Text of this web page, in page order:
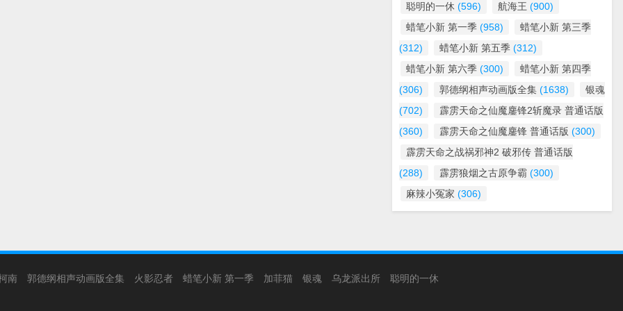
聪明的一休 (596) 航海王 (900)
蜡笔小新 第一季 (958)
蜡笔小新 第三季
(312)
蜡笔小新 第五季 (312)
蜡笔小新 第六季 (300)
蜡笔小新 第四季
(306)
郭德纲相声动画版全集 (1638)
银魂
(702)
霹雳天命之仙魔鏖锋2斩魔录 普通话版
(360)
霹雳天命之仙魔鏖锋 普通话版 (300)
霹雳天命之战祸邪神2 破邪传 普通话版
(288)
霹雳狼烟之古原争霸 (300)
麻辣小冤家 (306)
南 郭德纲相声动画版全集 火影忍者 蜡笔小新 第一季 加菲猫 银魂 乌龙派出所 聪明的一休